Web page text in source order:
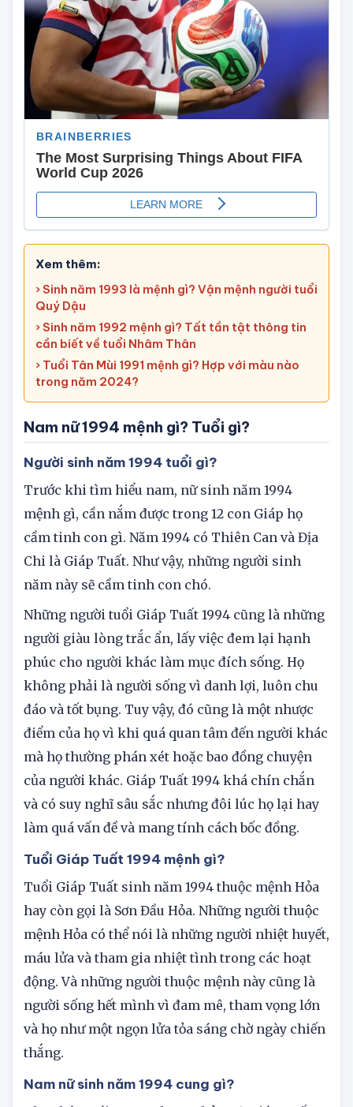
Xem thêm:
› Sinh năm 1993 là mệnh gì? Vận mệnh người tuổi
Quý Dậu
› Sinh năm 1992 mệnh gì? Tất tần tật thông tin
cần biết về tuổi Nhâm Thân
› Tuổi Tân Mùi 1991 mệnh gì? Hợp với màu nào
Nam nữ 1994 mệnh gì? Tuổi gì?
Người sinh năm 1994 tuổi gì?
Trước khi tìm hiểu nam, nữ sinh năm 1994
mệnh gì, cần nắm được trong 12 con Giáp họ
cầm tinh con gì. Năm 1994 có Thiên Can và Địa
Chi là Giáp Tuất. Như vậy, những người sinh
năm này sẽ cầm tinh con chó.
Những người tuổi Giáp Tuất 1994 cũng là những
người giàu lòng trắc ẩn, lấy việc đem lại hạnh
phúc cho người khác làm mục đích sống. Họ
không phải là người sống vì danh lợi, luôn chu
đáo và tốt bụng. Tuy vậy, đó cũng là một nhược
điểm của họ vì khi quá quan tâm đến người khác
mà họ thường phán xét hoặc bao đồng chuyện
của người khác. Giáp Tuất 1994 khá chín chắn
và có suy nghĩ sâu sắc nhưng đôi lúc họ lại hay
làm quá vấn đề và mang tính cách bốc đồng.
Tuổi Giáp Tuất 1994 mệnh gì?
Tuổi Giáp Tuất sinh năm 1994 thuộc mệnh Hỏa
hay còn gọi là Sơn Đầu Hỏa. Những người thuộc
mệnh Hỏa có thể nói là những người nhiệt huyết,
máu lửa và tham gia nhiệt tình trong các hoạt
động. Và những người thuộc mệnh này cũng là
người sống hết mình vì đam mê, tham vọng lớn
và họ như một ngọn lửa tỏa sáng chờ ngày chiến
thắng.